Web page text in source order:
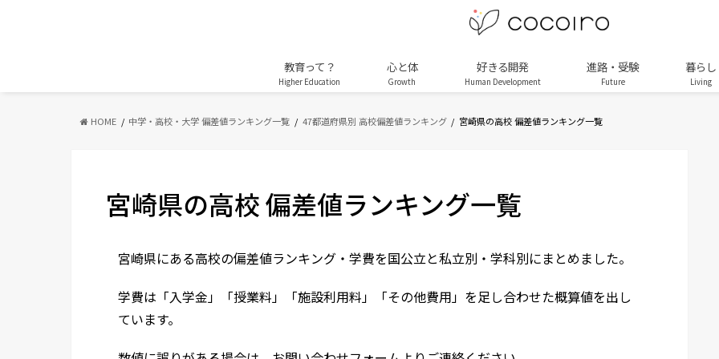
教育って？
Higher Education
心と体
Growth
好きる開発
Human Development
進路・受験
Future
暮らし
Living
HOME 中学・高校・大学 偏差値ランキング一覧 47都道府県別 高校偏差値ランキング 宮崎県の高校 偏差値ランキング一覧
宮崎県の高校 偏差値ランキング一覧
宮崎県にある高校の偏差値ランキング・学費を国公立と私立別・学科別にまとめました。
学費は「入学金」「授業料」「施設利用料」「その他費用」を足し合わせた概算値を出し
ています。